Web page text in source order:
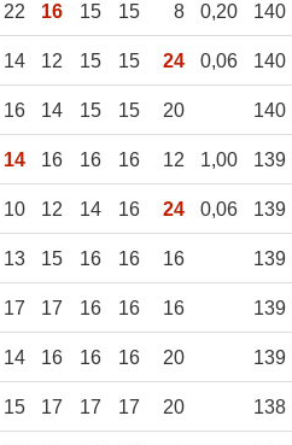
22 16 15 15 8 0,20 140
14 12 15 15 24 0,06 140
16 14 15 15 20 140
14 16 16 16 12 1,00 139
10 12 14 16 24 0,06 139
13 15 16 16 16 139
17 17 16 16 16 139
14 16 16 16 20 139
15 17 17 17 20 138